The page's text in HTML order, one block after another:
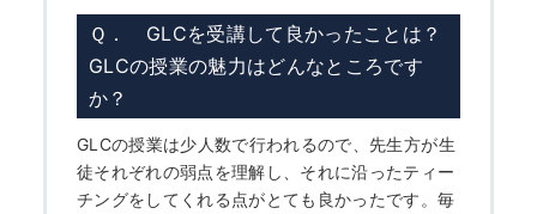
Ｑ． GLCを受講して良かったことは？
GLCの授業の魅力はどんなところです
か？
GLCの授業は少人数で行われるので、先生方が生
徒それぞれの弱点を理解し、それに沿ったティー
チングをしてくれる点がとても良かったです。毎